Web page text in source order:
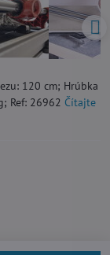
120 cm; Hrúbka
Ref: 26962 Čítajte